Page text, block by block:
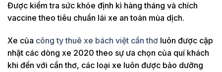
Được kiểm tra sức khỏe định kì hàng tháng và chích
vaccine theo tiêu chuẩn lái xe an toàn mùa dịch.
Xe của công ty thuê xe bách việt cần thơ luôn được cập
nhật các dòng xe 2020 theo sự ưa chọn của quí khách
khi đến với cần thơ, các loại xe luôn được bảo dưỡng